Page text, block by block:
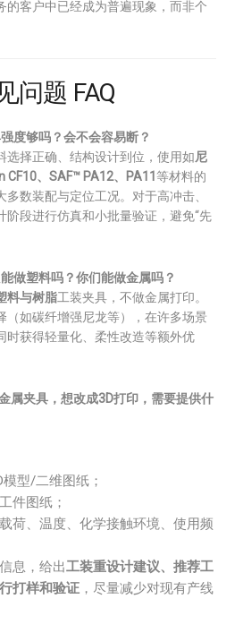
的客户中已经成为普遍现象，而非个
问题 FAQ
度够吗？会不会容易断？
选择正确、结构设计到位，使用如尼
CF10、SAF™ PA12、PA11 等材料的
数装配与定位工况。对于高冲击、
阶段进行仿真和小批量验证，避免“先
做塑料吗？你们能做金属吗？
料与树脂工装夹具，不做金属打印。
（如碳纤增强尼龙等），在许多场景
时获得轻量化、柔性改造等额外优
属夹具，想改成3D打印，需要提供什
型/二维图纸；
件图纸；
荷、温度、化学接触环境、使用频
息，给出工装重设计建议、推荐工
打样和验证 ，尽量减少对现有产线